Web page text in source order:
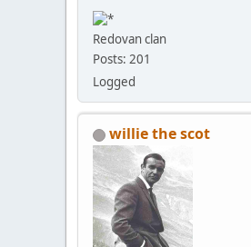
Redovan clan
Posts: 201
Logged
willie the scot